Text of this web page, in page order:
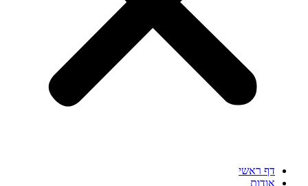
דף ראשי
אודות